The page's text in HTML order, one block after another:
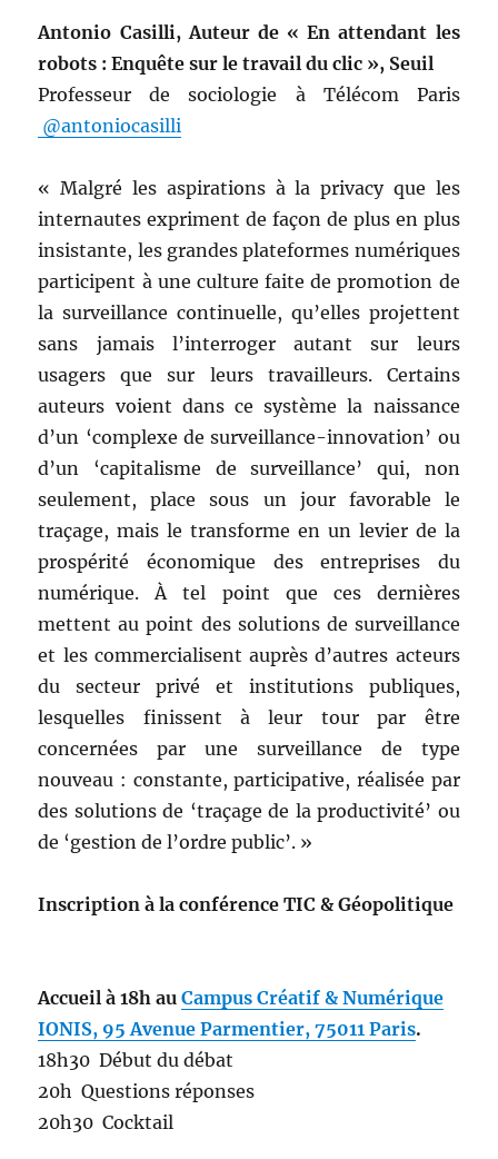
Antonio Casilli, Auteur de « En attendant les
robots : Enquête sur le travail du clic », Seuil
Professeur de sociologie à Télécom Paris
@antoniocasilli
« Malgré les aspirations à la privacy que les
internautes expriment de façon de plus en plus
insistante, les grandes plateformes numériques
participent à une culture faite de promotion de
la surveillance continuelle, qu’elles projettent
sans jamais l’interroger autant sur leurs
usagers que sur leurs travailleurs. Certains
auteurs voient dans ce système la naissance
d’un ‘complexe de surveillance-innovation’ ou
d’un ‘capitalisme de surveillance’ qui, non
seulement, place sous un jour favorable le
traçage, mais le transforme en un levier de la
prospérité économique des entreprises du
numérique. À tel point que ces dernières
mettent au point des solutions de surveillance
et les commercialisent auprès d’autres acteurs
du secteur privé et institutions publiques,
lesquelles finissent à leur tour par être
concernées par une surveillance de type
nouveau : constante, participative, réalisée par
des solutions de ‘traçage de la productivité’ ou
de ‘gestion de l’ordre public’. »
Inscription à la conférence TIC & Géopolitique
Accueil à 18h auCampus Créatif & Numérique
IONIS, 95 Avenue Parmentier, 75011 Paris.
18h30 Début du débat
20h Questions réponses
20h30 Cocktail